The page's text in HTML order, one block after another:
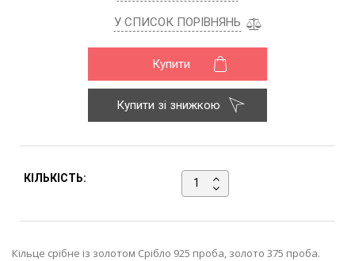
У СПИСОК ПОРІВНЯНЬ
Купити
Купити зі знижкою
КІЛЬКІСТЬ:
Кільце срібне із золотом Срібло 925 проба, золото 375 проба.